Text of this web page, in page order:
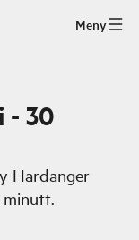
Meny
- 30
Hardanger
minutt.